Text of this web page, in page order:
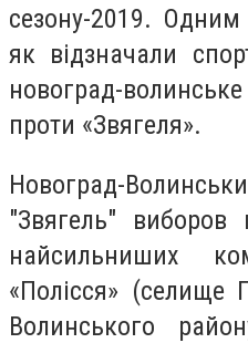
сезону-2019.
як відзначали
новоград-
проти «Звягеля».
Новоград-
"Звягель" виборов
найсильниших
«Полісся» (селище
Волинського